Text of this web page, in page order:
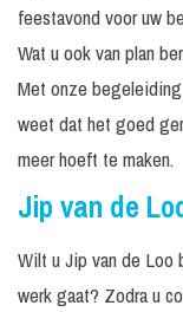
feestavond voor uw
Wat u ook van plan
Met onze
weet dat het goed
meer hoeft te maken.
Jip van de
Wilt u Jip van de Loo
werk gaat? Zodra u